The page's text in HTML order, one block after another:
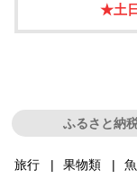
★土
ふるさと納
旅行 果物類